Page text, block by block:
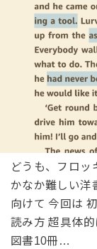
どうも、フロッ
かなか難しい洋
向けて 今回は
読み方 超具体
図書10冊…